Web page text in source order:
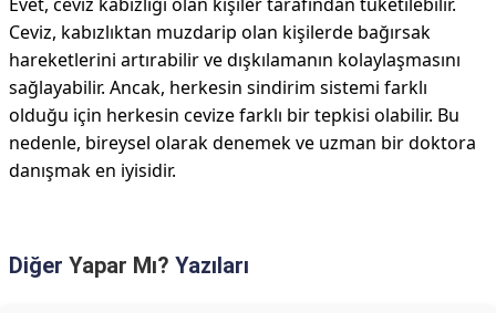
Ceviz, kabızlıktan muzdarip olan kişilerde bağırsak
hareketlerini artırabilir ve dışkılamanın kolaylaşmasını
sağlayabilir. Ancak, herkesin sindirim sistemi farklı
olduğu için herkesin cevize farklı bir tepkisi olabilir. Bu
nedenle, bireysel olarak denemek ve uzman bir doktora
danışmak en iyisidir.
Diğer Yapar Mı? Yazıları